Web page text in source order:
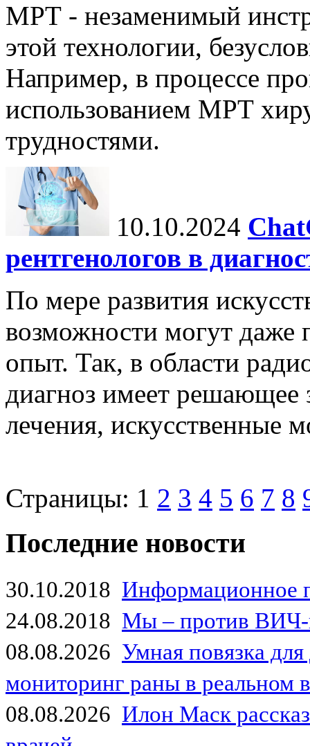
МРТ - незаменимый
этой технологии,
Например, в процессе
использованием МРТ
трудностями.
10.10.2024
рентгенологов в
По мере развития
возможности могут даже
опыт. Так, в области
диагноз имеет решающее
лечения, искусственные
Страницы: 1 2 3 4 5 6 7 8
Последние новости
30.10.2018 Информационное
24.08.2018 Мы – против
08.08.2026 Умная повязка
мониторинг раны в реальном
08.08.2026 Илон Маск